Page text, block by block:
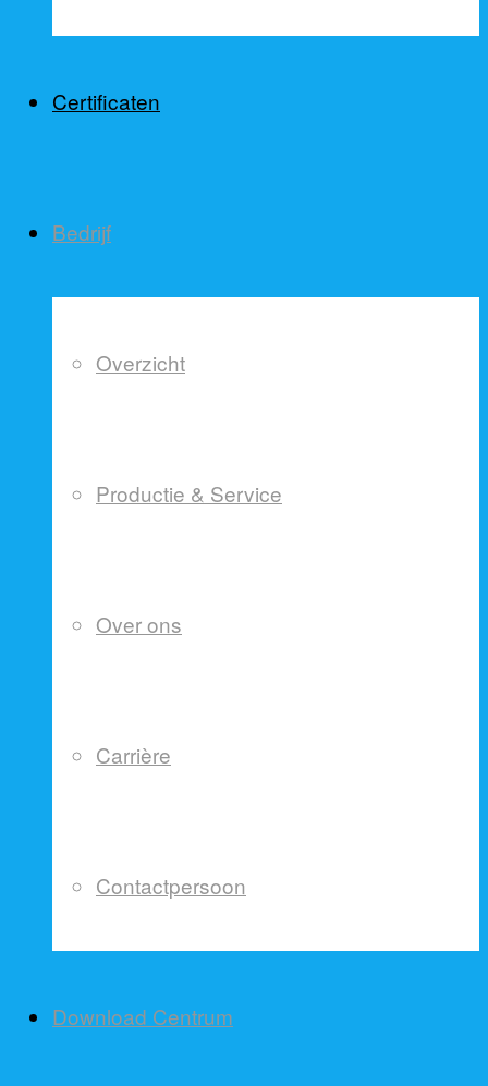
Certificaten
Bedrijf
Overzicht
Productie & Service
Over ons
Carrière
Contactpersoon
Download Centrum